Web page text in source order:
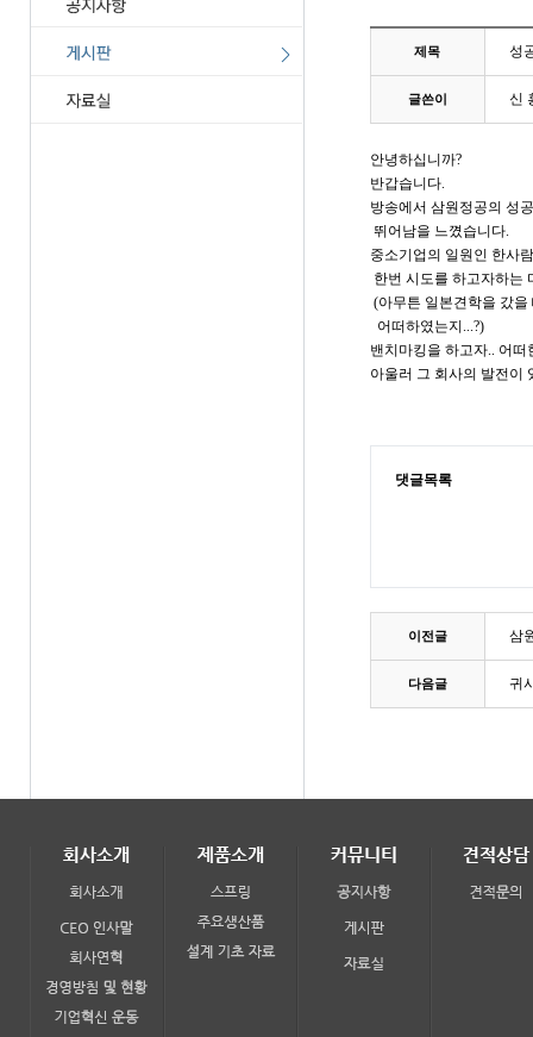
제목 성
글쓴이 신
안녕하십니까?
반갑습니다.
방송에서 삼원정공의 성
뛰어남을 느꼈습니다.
중소기업의 일원인 한사
한번 시도를 하고자하는
(아무튼 일본견학을 갔
어떠하였는지...?)
밴치마킹을 하고자.. 어
아울러 그 회사의 발전이
댓글목록
이전글 삼
다음글 귀